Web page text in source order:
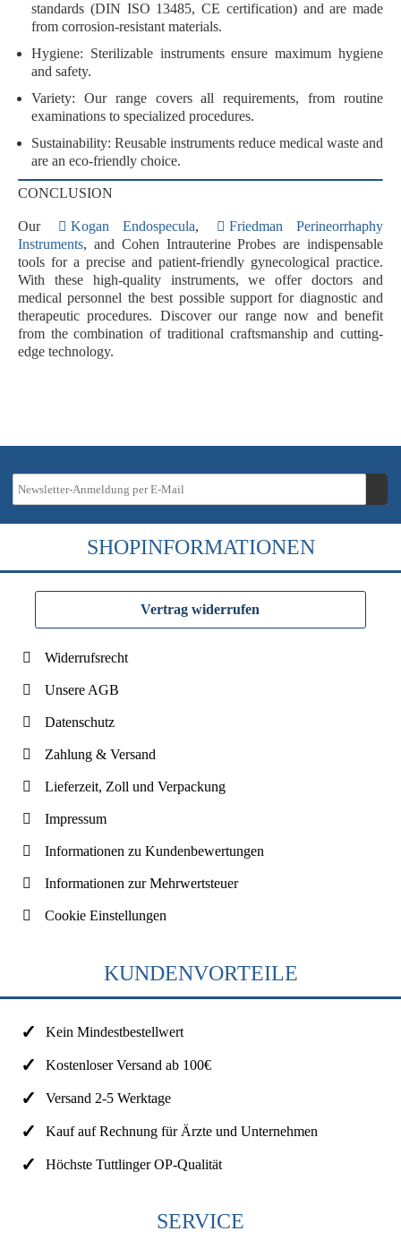
standards (DIN ISO 13485, CE certification) and are made
from corrosion-resistant materials.
Hygiene: Sterilizable instruments ensure maximum hygiene
and safety.
Variety: Our range covers all requirements, from routine
examinations to specialized procedures.
Sustainability: Reusable instruments reduce medical waste and
are an eco-friendly choice.
CONCLUSION
Our Kogan Endospecula,
Friedman Perineorrhaphy
Instruments, and Cohen Intrauterine Probes are indispensable
tools for a precise and patient-friendly gynecological practice.
With these high-quality instruments, we offer doctors and
medical personnel the best possible support for diagnostic and
therapeutic procedures. Discover our range now and benefit
from the combination of traditional craftsmanship and cutting-
edge technology.
SHOPINFORMATIONEN
Vertrag widerrufen
Widerrufsrecht
Unsere AGB
Datenschutz
Zahlung & Versand
Lieferzeit, Zoll und Verpackung
Impressum
Informationen zu Kundenbewertungen
Informationen zur Mehrwertsteuer
Cookie Einstellungen
KUNDENVORTEILE
Kein Mindestbestellwert
Kostenloser Versand ab 100€
Versand 2-5 Werktage
Kauf auf Rechnung für Ärzte und Unternehmen
Höchste Tuttlinger OP-Qualität
SERVICE